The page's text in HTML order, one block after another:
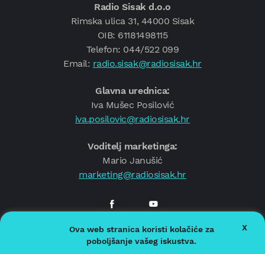
Radio Sisak d.o.o
Rimska ulica 31, 44000 Sisak
OIB: 61181498115
Telefon: 044/522 099
Email: radio.sisak@radiosisak.hr
Glavna urednica:
Iva Mušec Posilović
iva.posilovic@radiosisak.hr
Voditelj marketinga:
Mario Janušić
marketing@radiosisak.hr
© 2026.Radio Sisak
Politika privatnosti
Ova web stranica koristi kolačiće za
poboljšanje vašeg iskustva.
X